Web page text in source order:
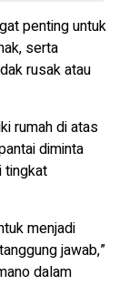
penting untuk
serta
rusak atau
rumah di atas
diminta
tingkat
menjadi
jawab,”
dalam